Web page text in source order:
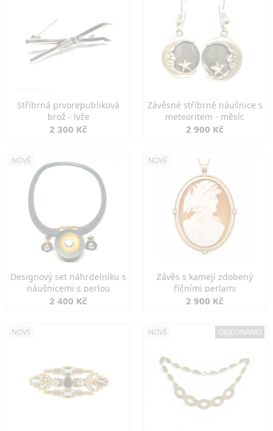
Stříbrná prvorepubliková
brož - lyže
2 300 Kč
Závěsné stříbrné náušnice s
meteoritem - měsíc
2 900 Kč
NOVÉ
Designový set náhrdelníku s
náušnicemi s perlou
2 400 Kč
NOVÉ
Závěs s kamejí zdobený
říčními perlami
2 900 Kč
NOVÉ NOVÉ OBJEDNÁNO